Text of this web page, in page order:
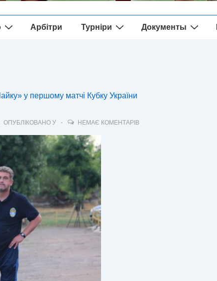
Арбітри Турніри Документы
у першому матчі Кубку України
ОПУБЛІКОВАНО У НЕМАЄ КОМЕНТАРІВ